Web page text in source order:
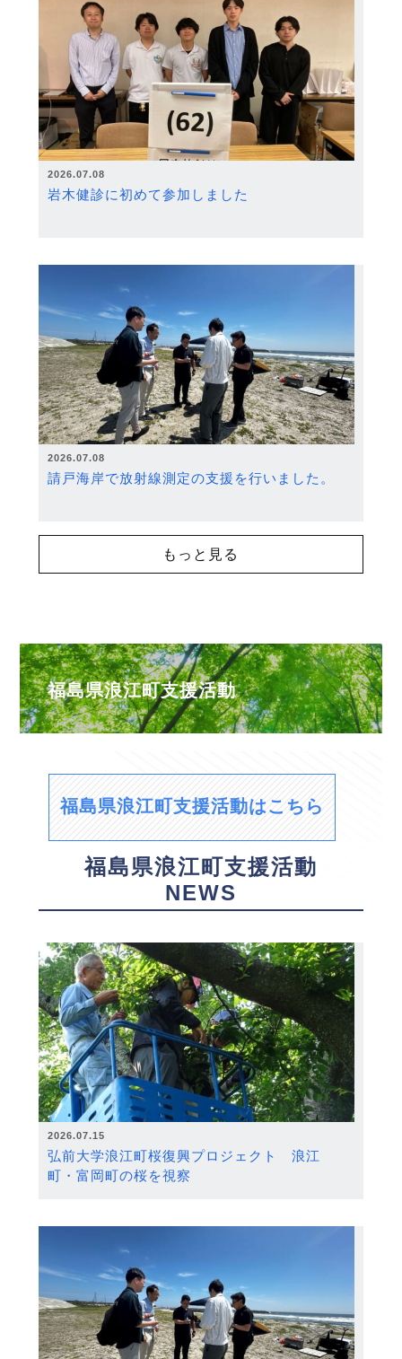
2026.07.08
岩木健診に初めて参加しました
2026.07.08
請戸海岸で放射線測定の支援を行いました。
もっと見る
福島県浪江町支援活動
福島県浪江町支援活動はこちら
福島県浪江町支援活動
NEWS
2026.07.15
弘前大学浪江町桜復興プロジェクト 浪江
町・富岡町の桜を視察